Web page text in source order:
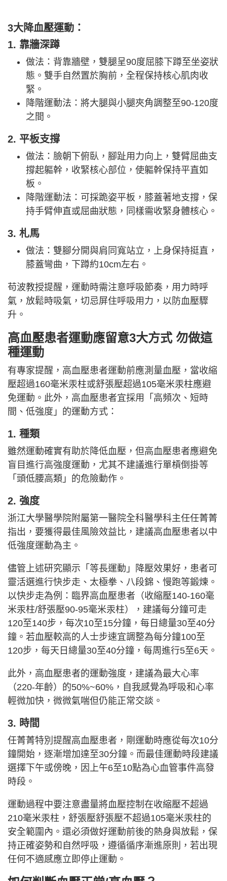
3大降血壓運動：
1. 靠牆深蹲
做法：背靠牆壁，雙腿呈90度屈膝下蹲至坐姿狀
態。雙手自然置於胸前，全程保持核心肌肉收
緊。
降階運動法：將大腿與小腿夾角調整至90-120度
之間。
2. 平板支撐
做法：臉朝下俯臥，腳趾用力向上，雙臂屈曲支
撐起軀幹，收緊核心部位，使軀幹保持平直如
板。
降階運動法：可採跪姿平板，膝蓋著地支撐，保
持手臂伸直或屈曲狀態，同樣需收緊身體核心。
3. 札馬
做法：雙腳分開與肩同寬站立，上身保持挺直，
膝蓋彎曲，下蹲約10cm左右。
苟波教授提醒，運動時需注意呼吸節奏，用力時呼
氣，放鬆時吸氣，切忌屏住呼吸用力，以防血壓驟
升。
高血壓患者運動應留意3大方式 勿做這
種運動
有專家提醒，高血壓患者運動前應測量血壓，當收縮
壓超過160毫米汞柱或舒張壓超過105毫米汞柱應避
免運動。此外，高血壓患者宜採用「高頻次、短時
間、低強度」的運動方式：
1. 種類
雖然運動確實有助於降低血壓，但高血壓患者應避免
盲目進行高強度運動，尤其不建議進行單槓倒掛等
「頭低腰高類」的危險動作。
2. 強度
浙江大學醫學院附屬第一醫院全科醫學科主任任菁菁
指出，要獲得最佳風險效益比，建議高血壓患者以中
低強度運動為主。
儘管上述研究顯示「等長運動」降壓效果好，患者可
靈活選進行快步走、太極拳、八段錦、慢跑等鍛煉。
以快步走為例：臨界高血壓患者（收縮壓140-160毫
米汞柱/舒張壓90-95毫米汞柱），建議每分鐘可走
120至140步，每次10至15分鐘，每日總量30至40分
鐘。若血壓較高的人士步速宜調整為每分鐘100至
120步，每天日總量30至40分鐘，每周進行5至6天。
此外，高血壓患者的運動強度，建議為最大心率
（220-年齡）的50%~60%，自我感覺為呼吸和心率
輕微加快，微微氣喘但仍能正常交談。
3. 時間
任菁菁特別提醒高血壓患者，剛運動時應從每次10分
鐘開始，逐漸增加達至30分鐘。而最佳運動時段建議
選擇下午或傍晚，因上午6至10點為心血管事件高發
時段。
運動過程中要注意盡量將血壓控制在收縮壓不超過
210毫米汞柱，舒張壓舒張壓不超過105毫米汞柱的
安全範圍內。還必須做好運動前後的熱身與放鬆，保
持正確姿勢和自然呼吸，遵循循序漸進原則，若出現
任何不適感應立即停止運動。